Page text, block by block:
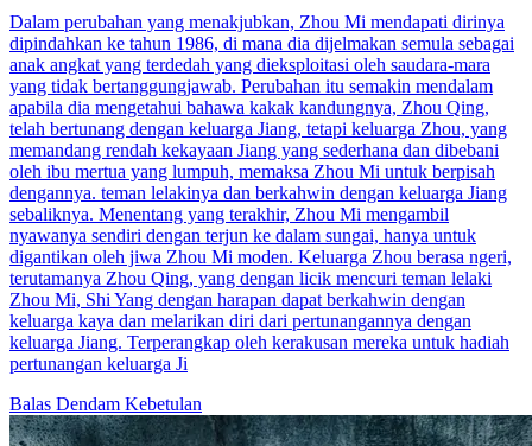
Dalam perubahan yang menakjubkan, Zhou Mi mendapati dirinya
dipindahkan ke tahun 1986, di mana dia dijelmakan semula sebagai
anak angkat yang terdedah yang dieksploitasi oleh saudara-mara
yang tidak bertanggungjawab. Perubahan itu semakin mendalam
apabila dia mengetahui bahawa kakak kandungnya, Zhou Qing,
telah bertunang dengan keluarga Jiang, tetapi keluarga Zhou, yang
memandang rendah kekayaan Jiang yang sederhana dan dibebani
oleh ibu mertua yang lumpuh, memaksa Zhou Mi untuk berpisah
dengannya. teman lelakinya dan berkahwin dengan keluarga Jiang
sebaliknya. Menentang yang terakhir, Zhou Mi mengambil
nyawanya sendiri dengan terjun ke dalam sungai, hanya untuk
digantikan oleh jiwa Zhou Mi moden. Keluarga Zhou berasa ngeri,
terutamanya Zhou Qing, yang dengan licik mencuri teman lelaki
Zhou Mi, Shi Yang dengan harapan dapat berkahwin dengan
keluarga kaya dan melarikan diri dari pertunangannya dengan
keluarga Jiang. Terperangkap oleh kerakusan mereka untuk hadiah
pertunangan keluarga Ji
Balas Dendam Kebetulan